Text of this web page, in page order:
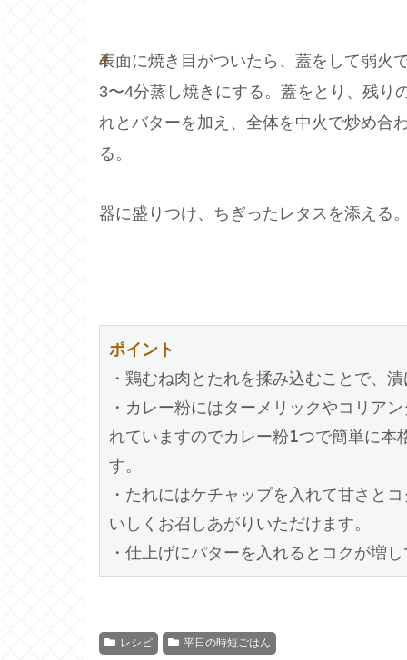
4
表面に焼き目がついたら、蓋をして弱火
3〜4分蒸し焼きにする。蓋をとり、残り
れとバターを加え、全体を中火で炒め合
る。
器に盛りつけ、ちぎったレタスを添える
ポイント
・鶏むね肉とたれを揉み込むことで、
・カレー粉にはターメリックやコリア
れていますのでカレー粉1つで簡単に
す。
・たれにはケチャップを入れて甘さと
いしくお召しあがりいただけます。
・仕上げにパターを入れるとコクが増
レシピ 平日の時短ごはん